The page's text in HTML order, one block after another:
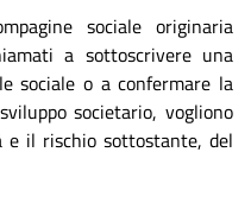
sociale originaria
a sottoscrivere una
sociale o a confermare la
societario, vogliono
e il rischio sottostante, del